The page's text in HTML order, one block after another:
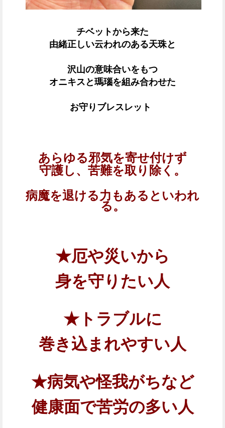
チベットから来た
由緒正しい云われのある天珠と
沢山の意味合いをもつ
オニキスと瑪瑙を組み合わせた
お守りブレスレット
あらゆる邪気を寄せ付けず
守護し、 苦難を取り除く。
病魔を退ける力もあるといわれ
る。
★厄や災いから
身を守りたい人
★トラブルに
巻き込まれやすい人
★病気や怪我がちなど
健康面で苦労の多い人